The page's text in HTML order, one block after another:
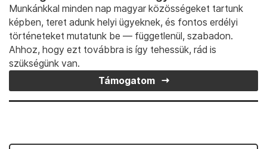
Munkánkkal minden nap magyar közösségeket tartunk
képben, teret adunk helyi ügyeknek, és fontos erdélyi
történeteket mutatunk be — függetlenül, szabadon.
Ahhoz, hogy ezt továbbra is így tehessük, rád is
szükségünk van.
Támogatom